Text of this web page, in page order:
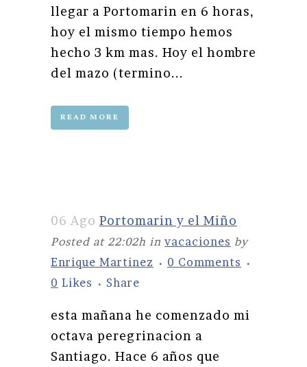
llegar a Portomarin en 6 horas,
hoy el mismo tiempo hemos
hecho 3 km mas. Hoy el hombre
del mazo (termino...
READ MORE
06 Ago Portomarin y el Miño
Posted at 22:02h in vacaciones by
Enrique Martinez
0 Comments
0 Likes Share
esta mañana he comenzado mi
octava peregrinacion a
Santiago. Hace 6 años que